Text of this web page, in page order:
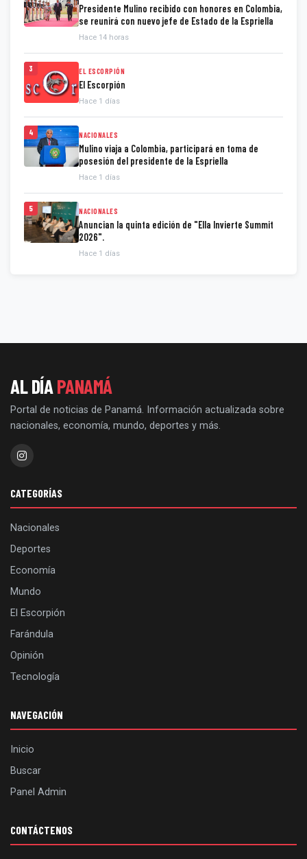
Presidente Mulino recibido con honores en Colombia,
se reunirá con nuevo jefe de Estado de la Espriella
Hace 14 horas
3 EL ESCORPIÓN
El Escorpión
Hace 1 días
4 NACIONALES
Mulino viaja a Colombia, participará en toma de
posesión del presidente de la Espriella
Hace 1 días
5 NACIONALES
Anuncian la quinta edición de "Ella Invierte Summit
2026".
Hace 1 días
AL DÍA PANAMÁ
Portal de noticias de Panamá. Información actualizada sobre
nacionales, economía, mundo, deportes y más.
CATEGORÍAS
Nacionales
Deportes
Economía
Mundo
El Escorpión
Farándula
Opinión
Tecnología
NAVEGACIÓN
Inicio
Buscar
Panel Admin
CONTÁCTENOS